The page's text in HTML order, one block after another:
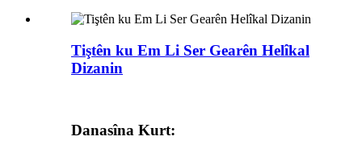
Tiştên ku Em Li Ser Gearên Helîkal
Dizanin
Danasîna Kurt: